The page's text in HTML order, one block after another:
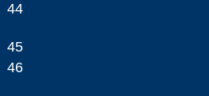
44
45
46